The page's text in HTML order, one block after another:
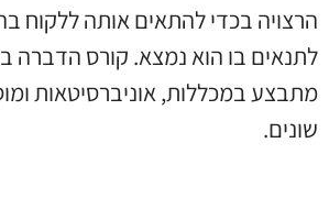
הרצויה בכדי להתאים אותה ללקוח
לתנאים בו הוא נמצא. קורס הדברה
מתבצע במכללות, אוניברסיטאות
שונים.